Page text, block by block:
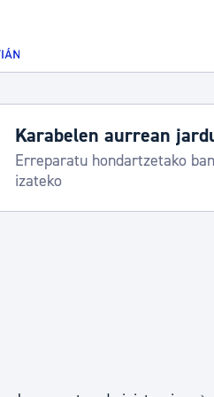
gai pertsonalak
Karabelen aurrean
Erreparatu hondartzetako
izateko